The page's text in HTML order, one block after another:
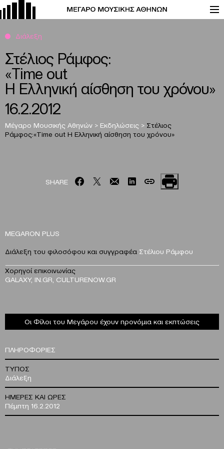
Στέλιος Ράμφος:
«Time out
Η Ελληνική αίσθηση του χρόνου»
16.2.2012
Μέγαρο Μουσικής Αθηνών > Εκδηλώσεις > Στέλιος
Ράμφος:«Time out Η Ελληνική αίσθηση του χρόνου»
Διάλεξη
SHARE
MEGARON PLUS
Διάλεξη του φιλοσόφου και συγγραφέα Στέλιου Ράμφου
Χορηγοί επικοινωνίας
GALAXY, IN.GR, CULTURENOW.GR
Οι Φίλοι του Μεγάρου έχουν προνόμια και εκπτώσεις
ΠΛΗΡΟΦΟΡΙΕΣ
ΤΥΠΟΣ
Διάλεξη
ΗΜΕΡΕΣ ΚΑΙ ΩΡΕΣ
Πέμπτη 16.2.2012